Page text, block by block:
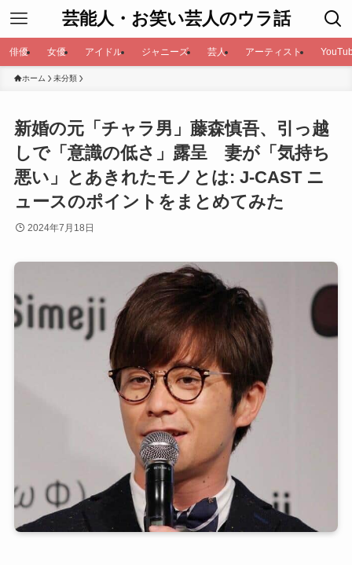
芸能人・お笑い芸人のウラ話
俳優 女優 アイドル ジャニーズ 芸人 アーティスト
ホーム 未分類
新婚の元「チャラ男」藤森慎吾、引っ越
しで「意識の低さ」露呈 妻が「気持ち
悪い」とあきれたモノとは: J-CAST ニ
ュースのポイントをまとめてみた
2024年7月18日